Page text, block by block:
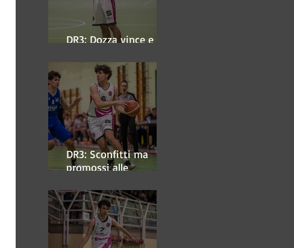
DR3: Dozza vince e
DR3: Sconfitti ma
promossi alle